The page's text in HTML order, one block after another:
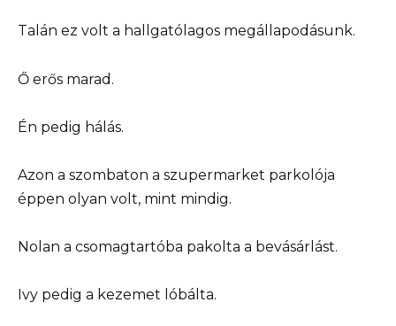
Talán ez volt a hallgatólagos megállapodásunk.
Ő erős marad.
Én pedig hálás.
Azon a szombaton a szupermarket parkolója
éppen olyan volt, mint mindig.
Nolan a csomagtartóba pakolta a bevásárlást.
Ivy pedig a kezemet lóbálta.